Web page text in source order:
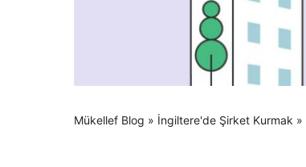
Mükellef Blog » İngiltere'de Şirket Kurmak »